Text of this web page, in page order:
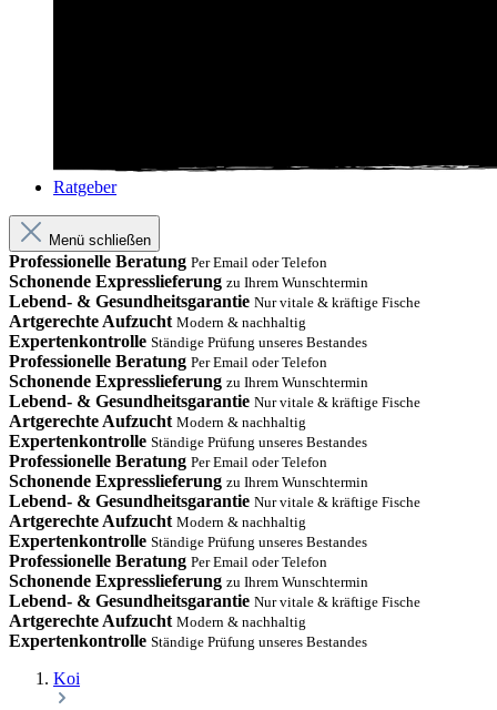
Ratgeber
Menü schließen
Professionelle Beratung Per Email oder Telefon
Schonende Expresslieferung zu Ihrem Wunschtermin
Lebend- & Gesundheitsgarantie Nur vitale & kräftige Fische
Artgerechte Aufzucht Modern & nachhaltig
Expertenkontrolle Ständige Prüfung unseres Bestandes
Professionelle Beratung Per Email oder Telefon
Schonende Expresslieferung zu Ihrem Wunschtermin
Lebend- & Gesundheitsgarantie Nur vitale & kräftige Fische
Artgerechte Aufzucht Modern & nachhaltig
Expertenkontrolle Ständige Prüfung unseres Bestandes
Professionelle Beratung Per Email oder Telefon
Schonende Expresslieferung zu Ihrem Wunschtermin
Lebend- & Gesundheitsgarantie Nur vitale & kräftige Fische
Artgerechte Aufzucht Modern & nachhaltig
Expertenkontrolle Ständige Prüfung unseres Bestandes
Professionelle Beratung Per Email oder Telefon
Schonende Expresslieferung zu Ihrem Wunschtermin
Lebend- & Gesundheitsgarantie Nur vitale & kräftige Fische
Artgerechte Aufzucht Modern & nachhaltig
Expertenkontrolle Ständige Prüfung unseres Bestandes
Koi